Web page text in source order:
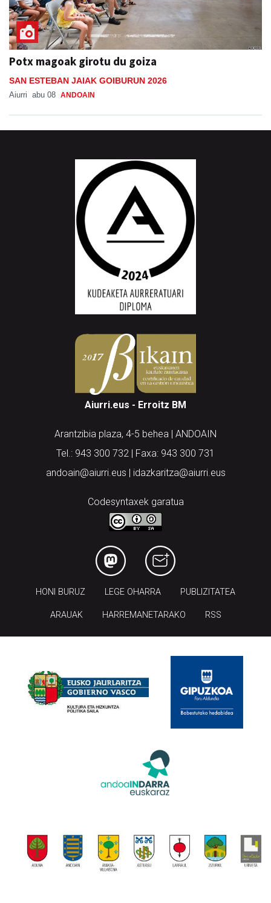
Potx magoak girotu du goiza
SAN ESTEBAN JAIAK GOIBURUN 2026
Aiurri abu 08 ANDOAIN
Aiurri.eus - Erroitz BM
Arantzibia plaza, 4-5 behea | ANDOAIN
Tel.: 943 300 732 | Faxa: 943 300 731
andoain@aiurri.eus | idazkaritza@aiurri.eus
Codesyntaxek garatua
HONI BURUZ LEGE OHARRA PUBLIZITATEA
ARAUAK HARREMANETARAKO RSS